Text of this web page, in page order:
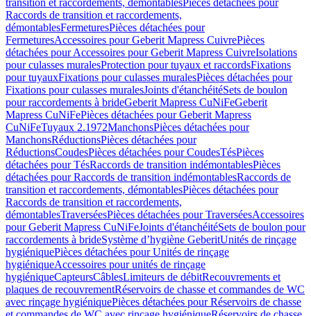
transition et raccordements, démontablesPièces détachées pour
Raccords de transition et raccordements,
démontablesFermeturesPièces détachées pour
FermeturesAccessoires pour Geberit Mapress CuivrePièces
détachées pour Accessoires pour Geberit Mapress CuivreIsolations
pour culasses muralesProtection pour tuyaux et raccordsFixations
pour tuyauxFixations pour culasses muralesPièces détachées pour
Fixations pour culasses muralesJoints d'étanchéitéSets de boulon
pour raccordements à brideGeberit Mapress CuNiFeGeberit
Mapress CuNiFePièces détachées pour Geberit Mapress
CuNiFeTuyaux 2.1972ManchonsPièces détachées pour
ManchonsRéductionsPièces détachées pour
RéductionsCoudesPièces détachées pour CoudesTésPièces
détachées pour TésRaccords de transition indémontablesPièces
détachées pour Raccords de transition indémontablesRaccords de
transition et raccordements, démontablesPièces détachées pour
Raccords de transition et raccordements,
démontablesTraverséesPièces détachées pour TraverséesAccessoires
pour Geberit Mapress CuNiFeJoints d'étanchéitéSets de boulon pour
raccordements à brideSystème d’hygiène GeberitUnités de rinçage
hygiéniquePièces détachées pour Unités de rinçage
hygiéniqueAccessoires pour unités de rinçage
hygiéniqueCapteursCâblesLimiteurs de débitRecouvrements et
plaques de recouvrementRéservoirs de chasse et commandes de WC
avec rinçage hygiéniquePièces détachées pour Réservoirs de chasse